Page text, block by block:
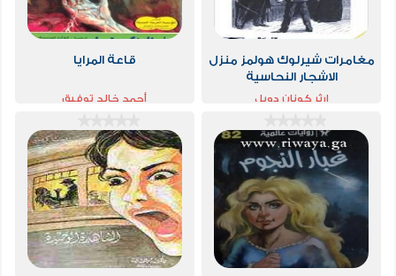
مغامرات شيرلوك هولمز منزل
الاشجار النحاسية
ارثر كونان دويل
قاعة المرايا
أحمد خالد توفيق